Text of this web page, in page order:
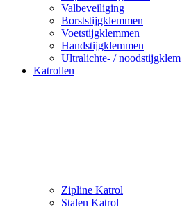
Valbeveiliging
Borststijgklemmen
Voetstijgklemmen
Handstijgklemmen
Ultralichte- / noodstijgklem
Katrollen
Zipline Katrol
Stalen Katrol